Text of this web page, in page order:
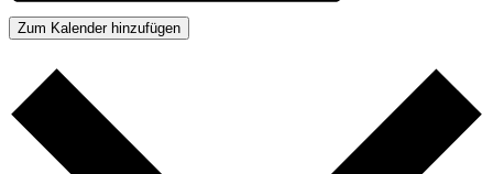
Zum Kalender hinzufügen